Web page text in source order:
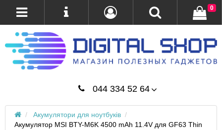
044 334 52 64
0
Акумулятори для ноутбуків
Акумулятор MSI BTY-M6K 4500 mAh 11.4V для GF63 Thin